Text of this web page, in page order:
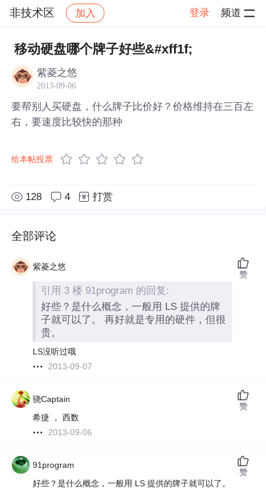
非技术区 加入 登录 频道
社区 非技术区 帖子详情
移动硬盘哪个牌子好些&#xff1f;
紫菱之悠
2013-09-06
要帮别人买硬盘，什么牌子比价好？价格维持在三百左
右，要速度比较快的那种
给本帖投票
128 4 打赏
全部评论
紫菱之悠
引用 3 楼 91program 的回复:
好些？是什么概念，一般用 LS 提供的牌
子就可以了。 再好就是专用的硬件，但很
贵。
LS没听过哦
2013-09-07
赞
骁Captain
希捷 ， 西数
2013-09-06
赞
91program
好些？是什么概念，一般用 LS 提供的牌子就可以了。
赞